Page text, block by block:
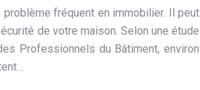
fréquent en immobilier. Il peut
de votre maison. Selon une étude
Professionnels du Bâtiment, environ